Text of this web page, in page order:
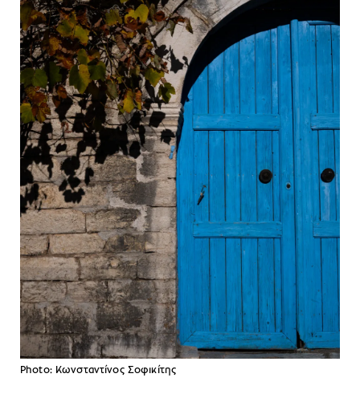
Photo: Κωνσταντίνος Σοφικίτης